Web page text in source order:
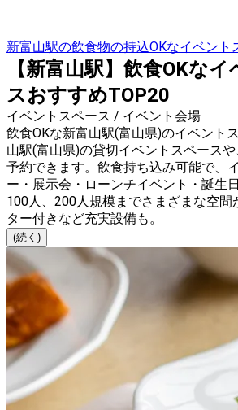
新富山駅の飲食物の持込OKなイベント
【新富山駅】飲食OKな
スおすすめTOP20
イベントスペース / イベント会場
飲食OKな新富山駅(富山県)のイベント
山駅(富山県)の貸切イベントスペース
予約できます。飲食持ち込み可能で、
ー・展示会・ローンチイベント・誕生
100人、200人規模までさまざまな空間
ター付きなど充実設備も。
(続く)